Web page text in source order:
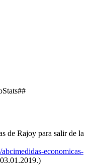
de Rajoy para salir de la
economicas-